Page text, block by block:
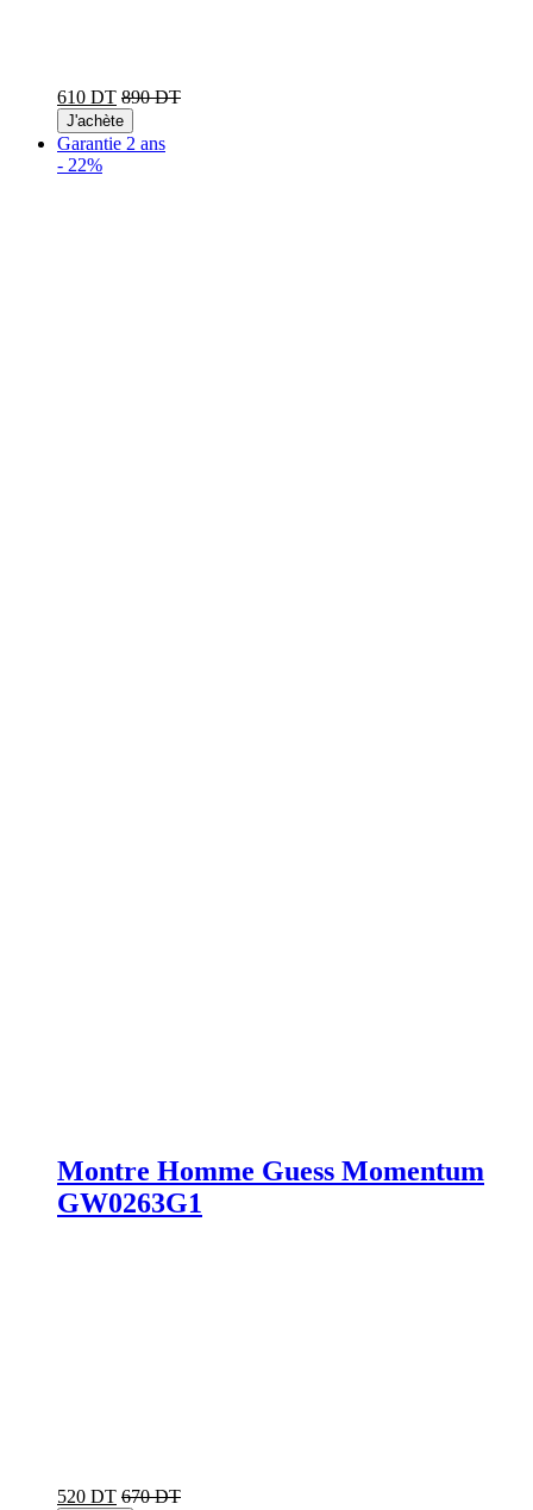
610 DT 890 DT
J'achète
Garantie 2 ans
- 22%
Montre Homme Guess Momentum
GW0263G1
520 DT 670 DT